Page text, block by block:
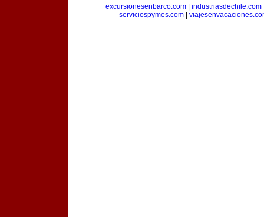
excursionesenbarco.com
industriasdechile.com
serviciospymes.com